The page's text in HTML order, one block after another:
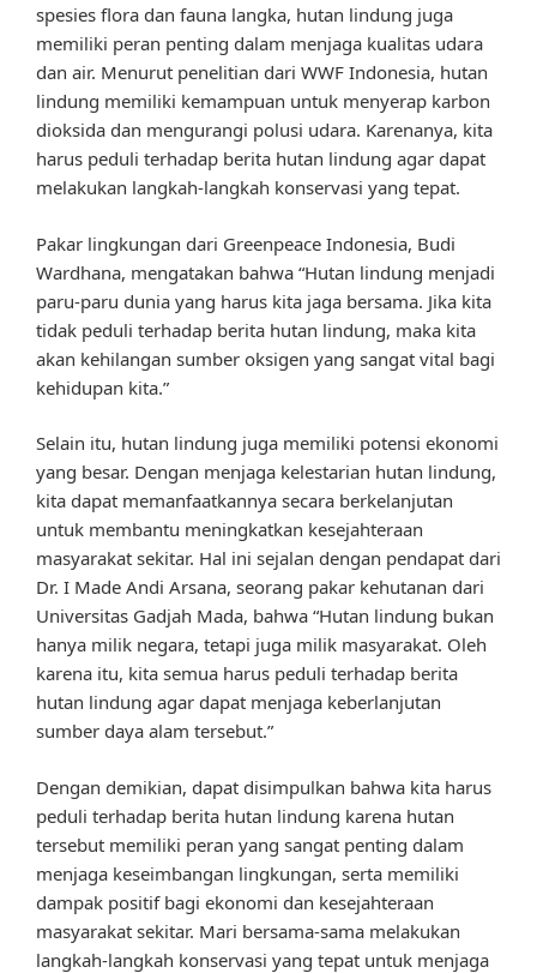
spesies flora dan fauna langka, hutan lindung juga
memiliki peran penting dalam menjaga kualitas udara
dan air. Menurut penelitian dari WWF Indonesia, hutan
lindung memiliki kemampuan untuk menyerap karbon
dioksida dan mengurangi polusi udara. Karenanya, kita
harus peduli terhadap berita hutan lindung agar dapat
melakukan langkah-langkah konservasi yang tepat.
Pakar lingkungan dari Greenpeace Indonesia, Budi
Wardhana, mengatakan bahwa “Hutan lindung menjadi
paru-paru dunia yang harus kita jaga bersama. Jika kita
tidak peduli terhadap berita hutan lindung, maka kita
akan kehilangan sumber oksigen yang sangat vital bagi
kehidupan kita.”
Selain itu, hutan lindung juga memiliki potensi ekonomi
yang besar. Dengan menjaga kelestarian hutan lindung,
kita dapat memanfaatkannya secara berkelanjutan
untuk membantu meningkatkan kesejahteraan
masyarakat sekitar. Hal ini sejalan dengan pendapat dari
Dr. I Made Andi Arsana, seorang pakar kehutanan dari
Universitas Gadjah Mada, bahwa “Hutan lindung bukan
hanya milik negara, tetapi juga milik masyarakat. Oleh
karena itu, kita semua harus peduli terhadap berita
hutan lindung agar dapat menjaga keberlanjutan
sumber daya alam tersebut.”
Dengan demikian, dapat disimpulkan bahwa kita harus
peduli terhadap berita hutan lindung karena hutan
tersebut memiliki peran yang sangat penting dalam
menjaga keseimbangan lingkungan, serta memiliki
dampak positif bagi ekonomi dan kesejahteraan
masyarakat sekitar. Mari bersama-sama melakukan
langkah-langkah konservasi yang tepat untuk menjaga